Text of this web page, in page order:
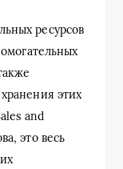
ресурсов
этих
and
это весь